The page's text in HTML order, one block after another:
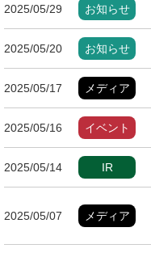
2025/05/29 お知らせ
2025/05/20 お知らせ
2025/05/17 メディア
2025/05/16 イベント
2025/05/14 IR
2025/05/07 メディア